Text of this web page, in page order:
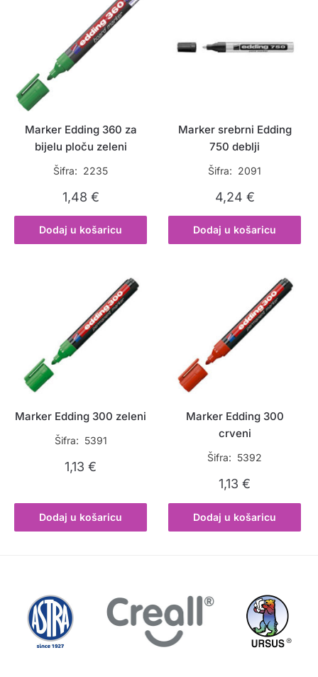
Marker Edding 360 za
bijelu ploču zeleni
Šifra: 2235
1,48 €
Dodaj u košaricu
Marker srebrni Edding
750 deblji
Šifra: 2091
4,24 €
Dodaj u košaricu
Marker Edding 300 zeleni
Šifra: 5391
1,13€
Dodaj u košaricu
Marker Edding 300
crveni
Šifra: 5392
1,13€
Dodaj u košaricu